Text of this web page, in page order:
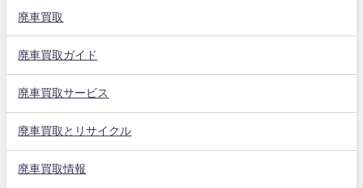
廃車買取
廃車買取ガイド
廃車買取サービス
廃車買取とリサイクル
廃車買取情報